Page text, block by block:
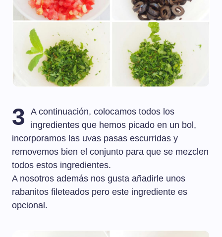
3
A continuación, colocamos todos los
ingredientes que hemos picado en un bol,
incorporamos las uvas pasas escurridas y
removemos bien el conjunto para que se mezclen
todos estos ingredientes.
A nosotros además nos gusta añadirle unos
rabanitos fileteados pero este ingrediente es
opcional.